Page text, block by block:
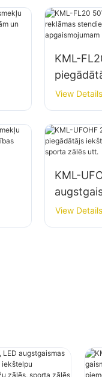
zālēm
KML-
View Details
KML-
View Details